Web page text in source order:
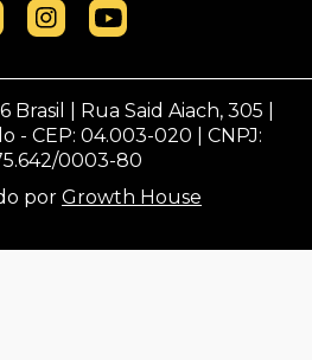
| Rua Said Aiach, 305 |
- CEP: 04.003-020 | CNPJ:
0003-80
por Growth House